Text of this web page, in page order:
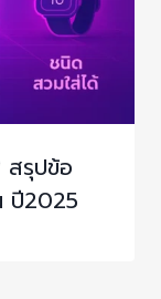
สรุปข้อ
ปี2025